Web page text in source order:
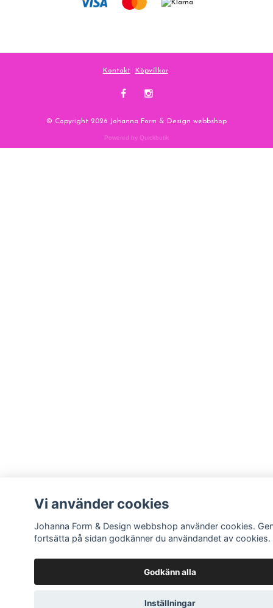
Kontakt Köpvillkor
© Copyright 2026 Johanna Form & Design webbshop
Powered by Quickbutik
Vi använder cookies
Johanna Form & Design webbshop använder cookies.
fortsätta på sidan godkänner du användandet av cookies.
Godkänn alla
Inställningar